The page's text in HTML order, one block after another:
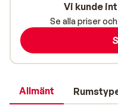
Allmänt
Vi kunde
Se alla priser